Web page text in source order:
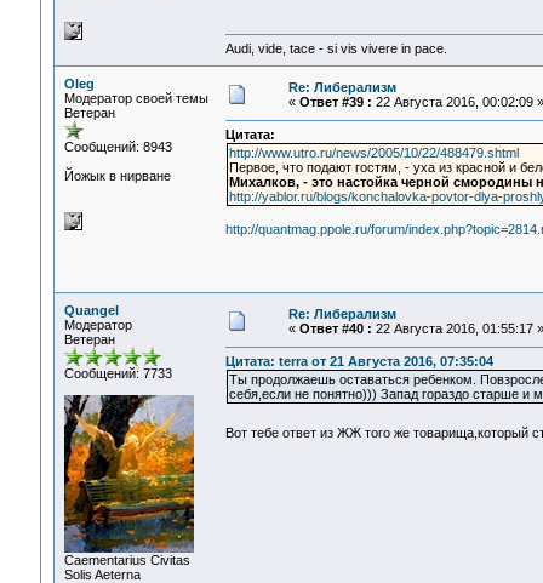
Audi, vide, tace - si vis vivere in pace.
Oleg
Модератор своей темы
Ветеран
Сообщений: 8943
Йожык в нирване
Re: Либерализм
« Ответ #39 : 22 Августа 2016, 00:02:09 »
Цитата:
http://www.utro.ru/news/2005/10/22/488479.shtml
Первое, что подают гостям, - уха из красной и
Михалков, - это настойка черной смородины
http://yablor.ru/blogs/konchalovka-povtor-dlya-
http://quantmag.ppole.ru/forum/
Quangel
Модератор
Ветеран
Сообщений: 7733
Сaementarius Civitas
Solis Aeterna
Re: Либерализм
« Ответ #40 : 22 Августа 2016, 01:55:17 »
Цитата: terra от 21 Августа 2016, 07:35:04
Ты продолжаешь оставаться ребенком.
себя,если не понятно))) Запад гораздо старше и
Вот тебе ответ из ЖЖ того же товарища,который